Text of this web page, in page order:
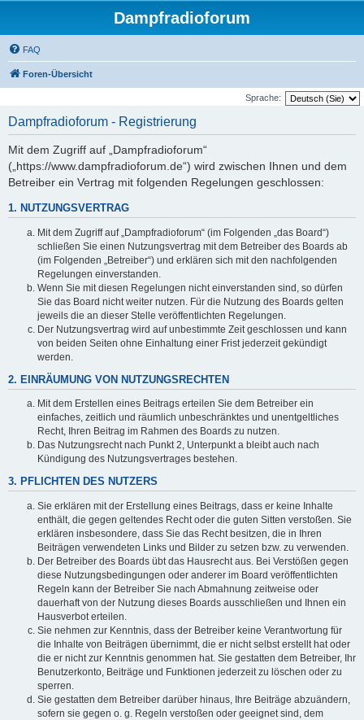
Dampfradioforum
FAQ
Foren-Übersicht
Sprache:
Dampfradioforum - Registrierung
Mit dem Zugriff auf „Dampfradioforum“
(„https://www.dampfradioforum.de“) wird zwischen Ihnen und dem
Betreiber ein Vertrag mit folgenden Regelungen geschlossen:
1. NUTZUNGSVERTRAG
Mit dem Zugriff auf „Dampfradioforum“ (im Folgenden „das Board“)
schließen Sie einen Nutzungsvertrag mit dem Betreiber des Boards ab
(im Folgenden „Betreiber“) und erklären sich mit den nachfolgenden
Regelungen einverstanden.
Wenn Sie mit diesen Regelungen nicht einverstanden sind, so dürfen
Sie das Board nicht weiter nutzen. Für die Nutzung des Boards gelten
jeweils die an dieser Stelle veröffentlichten Regelungen.
Der Nutzungsvertrag wird auf unbestimmte Zeit geschlossen und kann
von beiden Seiten ohne Einhaltung einer Frist jederzeit gekündigt
werden.
2. EINRÄUMUNG VON NUTZUNGSRECHTEN
Mit dem Erstellen eines Beitrags erteilen Sie dem Betreiber ein
einfaches, zeitlich und räumlich unbeschränktes und unentgeltliches
Recht, Ihren Beitrag im Rahmen des Boards zu nutzen.
Das Nutzungsrecht nach Punkt 2, Unterpunkt a bleibt auch nach
Kündigung des Nutzungsvertrages bestehen.
3. PFLICHTEN DES NUTZERS
Sie erklären mit der Erstellung eines Beitrags, dass er keine Inhalte
enthält, die gegen geltendes Recht oder die guten Sitten verstoßen. Sie
erklären insbesondere, dass Sie das Recht besitzen, die in Ihren
Beiträgen verwendeten Links und Bilder zu setzen bzw. zu verwenden.
Der Betreiber des Boards übt das Hausrecht aus. Bei Verstößen gegen
diese Nutzungsbedingungen oder anderer im Board veröffentlichten
Regeln kann der Betreiber Sie nach Abmahnung zeitweise oder
dauerhaft von der Nutzung dieses Boards ausschließen und Ihnen ein
Hausverbot erteilen.
Sie nehmen zur Kenntnis, dass der Betreiber keine Verantwortung für
die Inhalte von Beiträgen übernimmt, die er nicht selbst erstellt hat oder
die er nicht zur Kenntnis genommen hat. Sie gestatten dem Betreiber, Ihr
Benutzerkonto, Beiträge und Funktionen jederzeit zu löschen oder zu
sperren.
Sie gestatten dem Betreiber darüber hinaus, Ihre Beiträge abzuändern,
sofern sie gegen o. g. Regeln verstoßen oder geeignet sind, dem